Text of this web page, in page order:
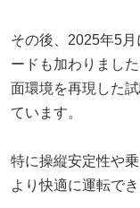
その後、2025年5
ードも加わりまし
面環境を再現した
ています。
特に操縦安定性や
より快適に運転で